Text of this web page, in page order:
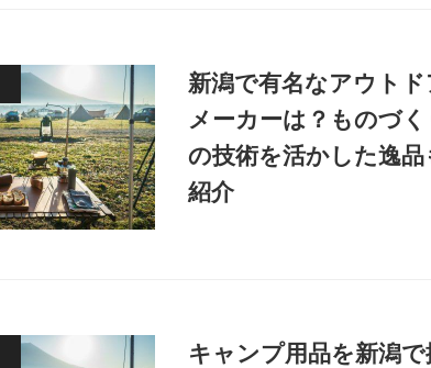
新潟で有名なアウトド
メーカーは？ものづく
の技術を活かした逸品
紹介
キャンプ用品を新潟で